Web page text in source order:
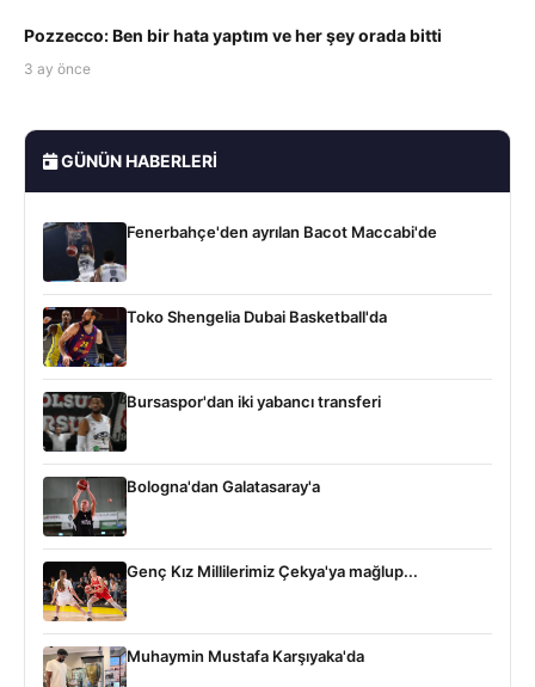
Pozzecco: Ben bir hata yaptım ve her şey orada bitti
3 ay önce
GÜNÜN HABERLERI
Fenerbahçe'den ayrılan Bacot Maccabi'de
Toko Shengelia Dubai Basketball'da
Bursaspor'dan iki yabancı transferi
Bologna'dan Galatasaray'a
Genç Kız Millilerimiz Çekya'ya mağlup...
Muhaymin Mustafa Karşıyaka'da